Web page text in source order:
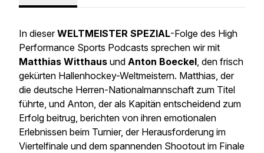
In dieserWELTMEISTER SPEZIAL-Folge des High
Performance Sports Podcasts sprechen wir mit
Matthias Witthaus und Anton Boeckel, den frisch
gekürten Hallenhockey-Weltmeistern. Matthias, der
die deutsche Herren-Nationalmannschaft zum Titel
führte, und Anton, der als Kapitän entscheidend zum
Erfolg beitrug, berichten von ihren emotionalen
Erlebnissen beim Turnier, der Herausforderung im
Viertelfinale und dem spannenden Shootout im Finale